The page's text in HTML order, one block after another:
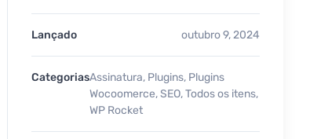
Lançado outubro 9, 2024
CategoriasAssinatura, Plugins, Plugins
Wocoomerce,SEO,Todos os itens,
WP Rocket